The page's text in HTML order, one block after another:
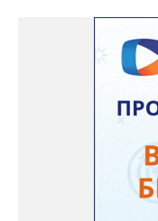
однажды реанимация
Жители писали в
пытались
– рассказали в ОНФ.
они добились, чтобы
этого потребовалось